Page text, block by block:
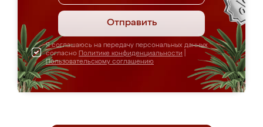
Отправить
Я соглашаюсь на передачу персональных данных
согласно Политике конфиденциальности
Пользовательскому соглашению